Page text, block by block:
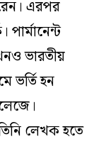
এরপর
ভারতীয়
ভর্তি হন
লেখক হতে